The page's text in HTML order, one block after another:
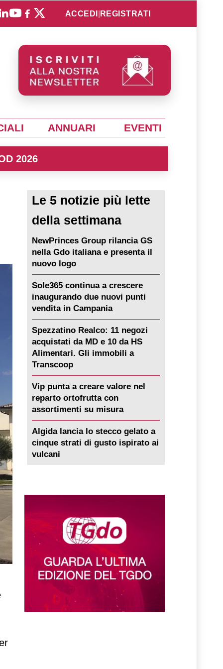
ACCEDI REGISTRATI
ANNUARI EVENTI
2026
Le 5 notizie più lette
della settimana
NewPrinces Group rilancia GS
nella Gdo italiana e presenta il
nuovo logo
Sole365 continua a crescere
inaugurando due nuovi punti
vendita in Campania
Spezzatino Realco: 11 negozi
acquistati da MD e 10 da HS
Alimentari. Gli immobili a
Transcoop
Vip punta a creare valore nel
reparto ortofrutta con
assortimenti su misura
Algida lancia lo stecco gelato a
cinque strati di gusto ispirato ai
vulcani